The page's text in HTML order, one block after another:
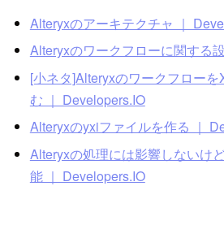
Alteryxのアーキテクチャ ｜
Alteryxのワークフローに関する
[小ネタ]Alteryxのワークフロー
む ｜ Developers.IO
Alteryxのyxiファイルを作る ｜
Alteryxの処理には影響しないけ
能 ｜ Developers.IO